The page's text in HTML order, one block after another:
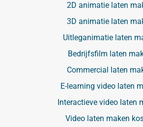
2D animatie laten
3D animatie laten
Uitleganimatie laten
Bedrijfsfilm laten
Commercial laten
E-learning video laten
Interactieve video laten
Video laten maken